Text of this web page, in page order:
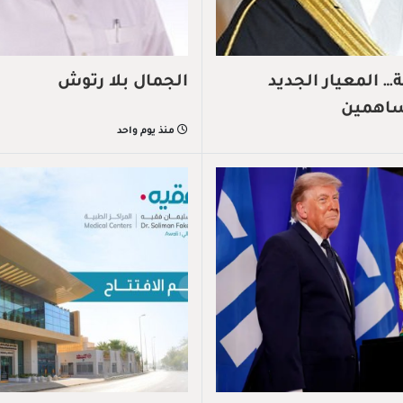
المعيار الجديد
الجمال بلا رتوش
منذ يوم واحد